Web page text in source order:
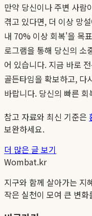
만약 당신이나 주변 사람
겪고 있다면, 더 이상 망
내 70% 이상 회복'을 목
로그램을 통해 당신의 소
어 있습니다. 지금 바로
골든타임을 확보하고, 다
바랍니다. 당신의 빠른
참고 자료와 최신 기준은
보완하세요.
더 많은 글 보기
Wombat.kr
지구와 함께 살아가는 지
작은 실천이 모여 큰 변